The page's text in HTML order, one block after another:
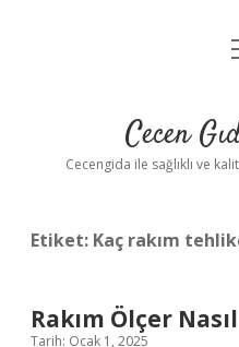
Cecen
Cecengida ile sağlıklı ve
Etiket: Kaç rakım
Rakım Ölçer Nasıl
Tarih: Ocak 1, 2025